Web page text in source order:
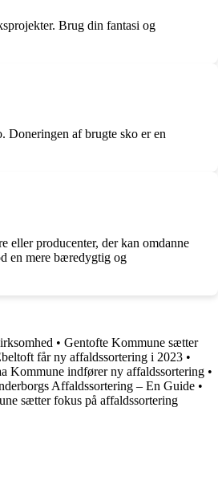
Brug din fantasi og
Doneringen af brugte sko er en
eller producenter, der kan omdanne
en mere bæredygtig og
• Gentofte Kommune sætter
får ny affaldssortering i 2023 •
Kommune indfører ny affaldssortering •
Affaldssortering – En Guide •
sætter fokus på affaldssortering